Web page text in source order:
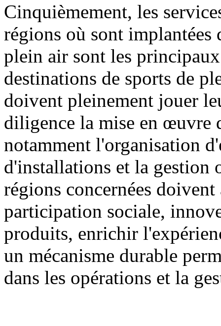
Cinquièmement, les
régions où sont implantées
plein air sont les
destinations de sports de
doivent pleinement jouer
diligence la mise en œuvre
notamment l'organisation
d'installations et la gestion
régions concernées
participation sociale,
produits, enrichir
un mécanisme durable
dans les opérations et la